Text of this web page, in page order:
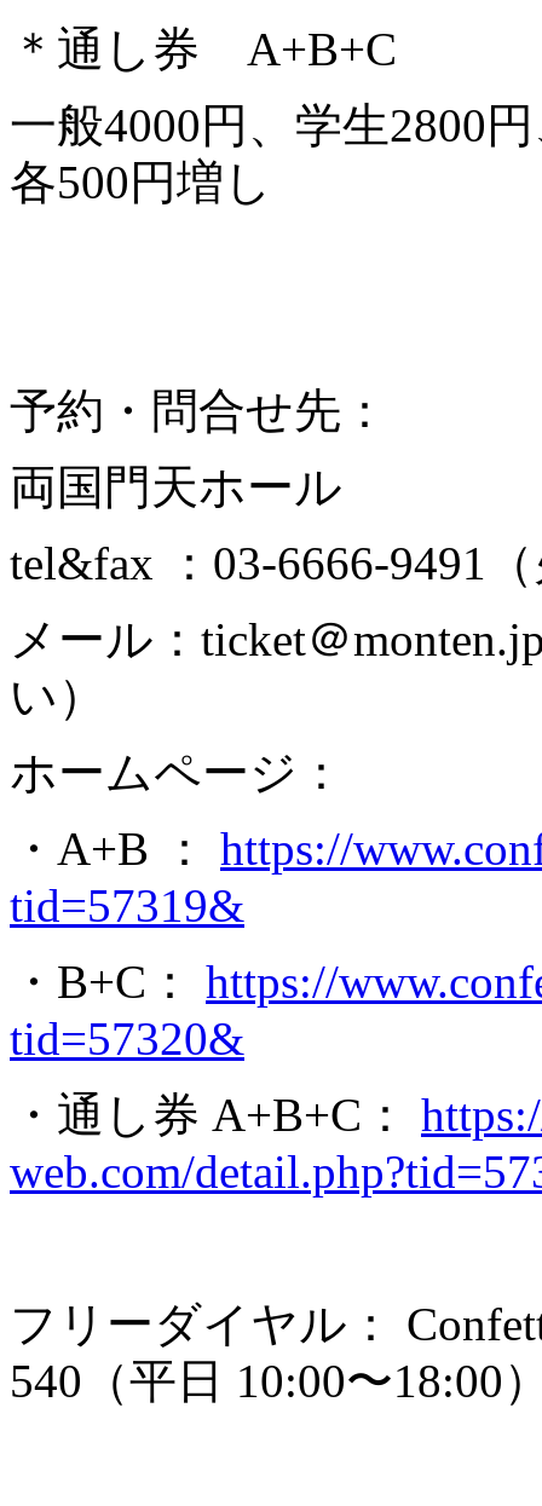
＊通し券 A+B+C
一般4000円、学生2800
各500円増し
予約・問合せ先：
両国門天ホール
tel&fax ：03-6666-9491
メール：ticket＠
い）
ホームページ：
・A+B ：
https://
tid=57319&
・B+C：
https://
tid=57320&
・通し券 A+B+C：
web.com/
フリーダイヤル：
540（平日 10:00〜18:00